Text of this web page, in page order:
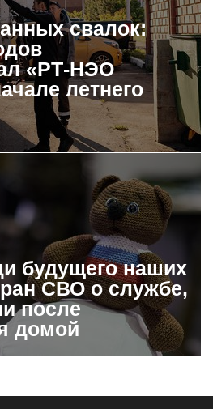
свалок:
«РТ-НЭО
летнего
будущего наших
СВО о службе,
после
домой